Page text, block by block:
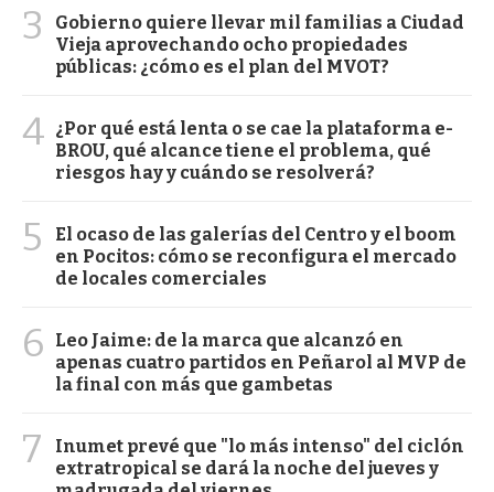
3
Gobierno quiere llevar mil familias a Ciudad
Vieja aprovechando ocho propiedades
públicas: ¿cómo es el plan del MVOT?
4 ¿Por qué está lenta o se cae la plataforma e-
BROU, qué alcance tiene el problema, qué
riesgos hay y cuándo se resolverá?
5
El ocaso de las galerías del Centro y el boom
en Pocitos: cómo se reconfigura el mercado
de locales comerciales
6
Leo Jaime: de la marca que alcanzó en
apenas cuatro partidos en Peñarol al MVP de
la final con más que gambetas
7
Inumet prevé que "lo más intenso" del ciclón
extratropical se dará la noche del jueves y